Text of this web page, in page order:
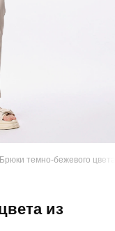
темно-бежевого
из